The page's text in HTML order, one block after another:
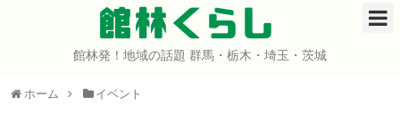
館林くらし
館林発！地域の話題 群馬・栃木・埼玉・茨城
ホーム イベント
ホーム